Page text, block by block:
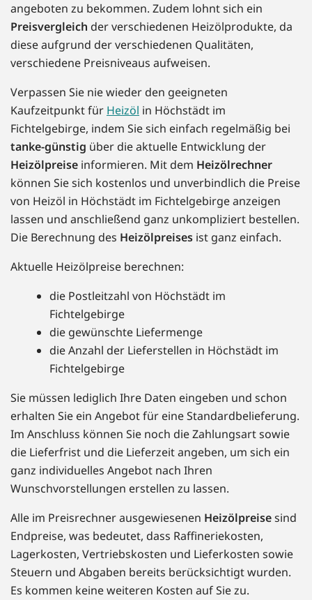
angeboten zu bekommen. Zudem lohnt sich ein
Preisvergleich der verschiedenen Heizölprodukte, da
diese aufgrund der verschiedenen Qualitäten,
verschiedene Preisniveaus aufweisen.
Verpassen Sie nie wieder den geeigneten
Kaufzeitpunkt für Heizöl in Höchstädt im
Fichtelgebirge, indem Sie sich einfach regelmäßig bei
tanke-günstig über die aktuelle Entwicklung der
Heizölpreise informieren. Mit dem Heizölrechner
können Sie sich kostenlos und unverbindlich die Preise
von Heizöl in Höchstädt im Fichtelgebirge anzeigen
lassen und anschließend ganz unkompliziert bestellen.
Die Berechnung des Heizölpreises ist ganz einfach.
Aktuelle Heizölpreise berechnen:
die Postleitzahl von Höchstädt im
Fichtelgebirge
die gewünschte Liefermenge
die Anzahl der Lieferstellen in Höchstädt im
Fichtelgebirge
Sie müssen lediglich Ihre Daten eingeben und schon
erhalten Sie ein Angebot für eine Standardbelieferung.
Im Anschluss können Sie noch die Zahlungsart sowie
die Lieferfrist und die Lieferzeit angeben, um sich ein
ganz individuelles Angebot nach Ihren
Wunschvorstellungen erstellen zu lassen.
Alle im Preisrechner ausgewiesenen Heizölpreisesind
Endpreise, was bedeutet, dass Raffineriekosten,
Lagerkosten, Vertriebskosten und Lieferkosten sowie
Steuern und Abgaben bereits berücksichtigt wurden.
Es kommen keine weiteren Kosten auf Sie zu.